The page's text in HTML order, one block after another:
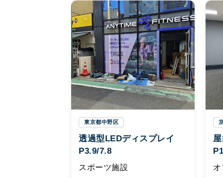
東京都中野区
透過型LEDディスプレイ
P3.9/7.8
スポーツ施設